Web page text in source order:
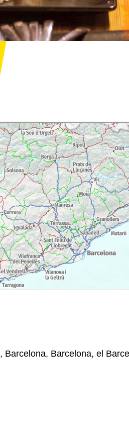
Barcelona, Barcelona, el